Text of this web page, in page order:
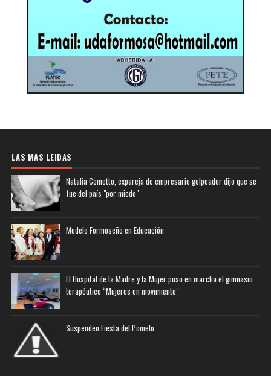
LAS MAS LEIDAS
Natalia Cometto, expareja de empresario golpeador dijo que se
fue del país "por miedo"
Modelo Formoseño en Educación
El Hospital de la Madre y la Mujer puso en marcha el gimnasio
terapéutico “Mujeres en movimiento”
Suspenden Fiesta del Pomelo